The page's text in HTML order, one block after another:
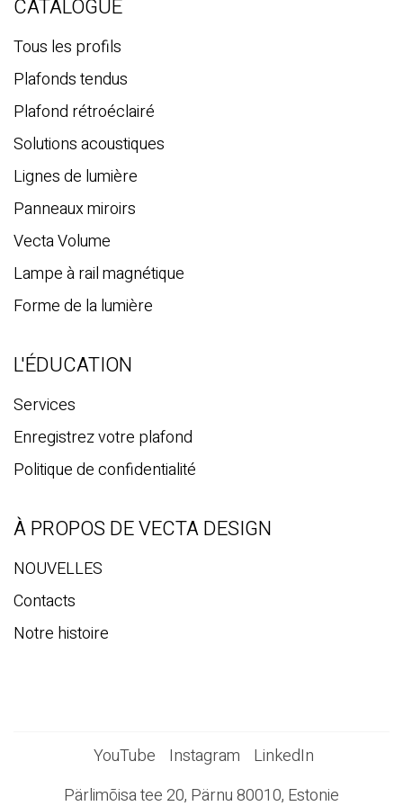
c
h
e
CATALOGUE
Tous les profils
Plafonds tendus
Plafond rétroéclairé
Solutions acoustiques
Lignes de lumière
Panneaux miroirs
Vecta Volume
Lampe à rail magnétique
Forme de la lumière
L'ÉDUCATION
Services
Enregistrez votre plafond
Politique de confidentialité
À PROPOS DE VECTA DESIGN
NOUVELLES
Contacts
Notre histoire
YouTube Instagram
LinkedIn
Pärlimõisa tee 20, Pärnu 80010, Estonie